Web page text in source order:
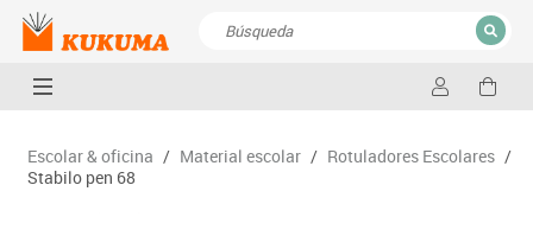
CERRAR
Escolar & oficina / Material escolar / Rotuladores Escolares /
Stabilo pen 68